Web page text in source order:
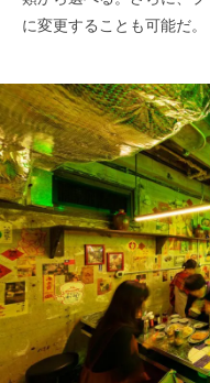
に変更することも可能だ。